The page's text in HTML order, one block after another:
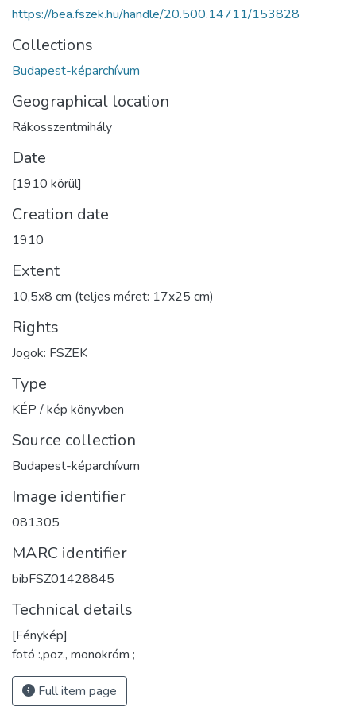
https://bea.fszek.hu/handle/20.500.14711/153828
Collections
Budapest-képarchívum
Geographical location
Rákosszentmihály
Date
[1910 körül]
Creation date
1910
Extent
10,5x8 cm (teljes méret: 17x25 cm)
Rights
Jogok: FSZEK
Type
KÉP / kép könyvben
Source collection
Budapest-képarchívum
Image identifier
081305
MARC identifier
bibFSZ01428845
Technical details
[Fénykép]
fotó :,poz., monokróm ;
Full item page